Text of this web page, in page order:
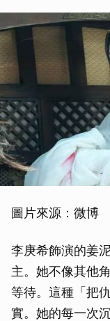
圖片來源：微博
李庚希飾演的姜
主。她不像其他
等待。這種「把
實。她的每一次